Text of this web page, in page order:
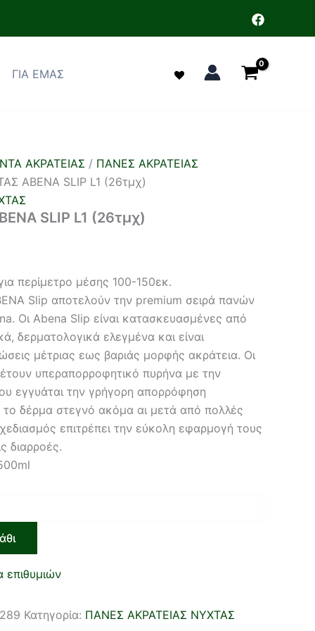
ΓΙΑ ΕΜΑΣ
ΑΚΡΑΤΕΙΑΣ / ΠΑΝΕΣ ΑΚΡΑΤΕΙΑΣ
ABENA SLIP L1 (26τμχ)
SLIP L1 (26τμχ)
περίμετρο μέσης 100-150εκ.
Slip αποτελούν την premium σειρά πανών
Οι Abena Slip είναι κατασκευασμένες από
δερματολογικά ελεγμένα και είναι
μέτριας εως βαριάς μορφής ακράτεια. Οι
υπεραπορροφητικό πυρήνα με την
εγγυάται την γρήγορη απορρόφηση
δέρμα στεγνό ακόμα αι μετά από πολλές
επιτρέπει την εύκολη εφαρμογή τους
διαρροές.
επιθυμιών
Κατηγορία: ΠΑΝΕΣ ΑΚΡΑΤΕΙΑΣ ΝΥΧΤΑΣ